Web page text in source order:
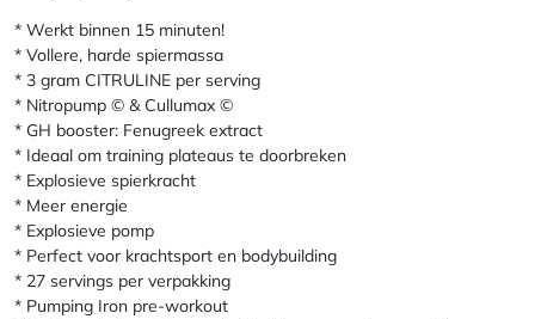
* Werkt binnen 15 minuten!
* Vollere, harde spiermassa
* 3 gram CITRULINE per serving
* Nitropump © & Cullumax ©
* GH booster: Fenugreek extract
* Ideaal om training plateaus te doorbreken
* Explosieve spierkracht
* Meer energie
* Explosieve pomp
* Perfect voor krachtsport en bodybuilding
* 27 servings per verpakking
* Pumping Iron pre-workout